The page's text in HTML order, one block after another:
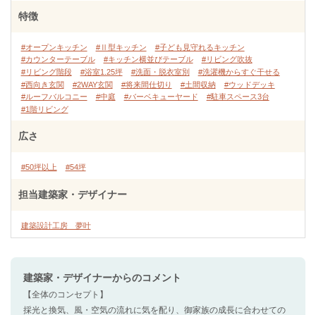
特徴
#オープンキッチン #Ⅱ型キッチン
#子ども見守れるキッチン
#カウンターテーブル
#キッチン横並びテーブル
#リビング吹抜
#リビング階段
#浴室1.25坪 #洗面・脱衣室別
#洗濯機からすぐ干せる
#西向き玄関
#2WAY玄関 #将来間仕切り #土間収納
#ウッドデッキ
#ルーフバルコニー
#中庭 #バーベキューヤード
#駐車スペース3台
#1階リビング
広さ
#50坪以上 #54坪
担当建築家・デザイナー
建築設計工房 夢叶
建築家・デザイナーからのコメント
【全体のコンセプト】
採光と換気、風・空気の流れに気を配り、御家族の成長に合わせての